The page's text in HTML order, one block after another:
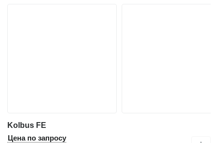
Kolbus FE
Цена по запросу